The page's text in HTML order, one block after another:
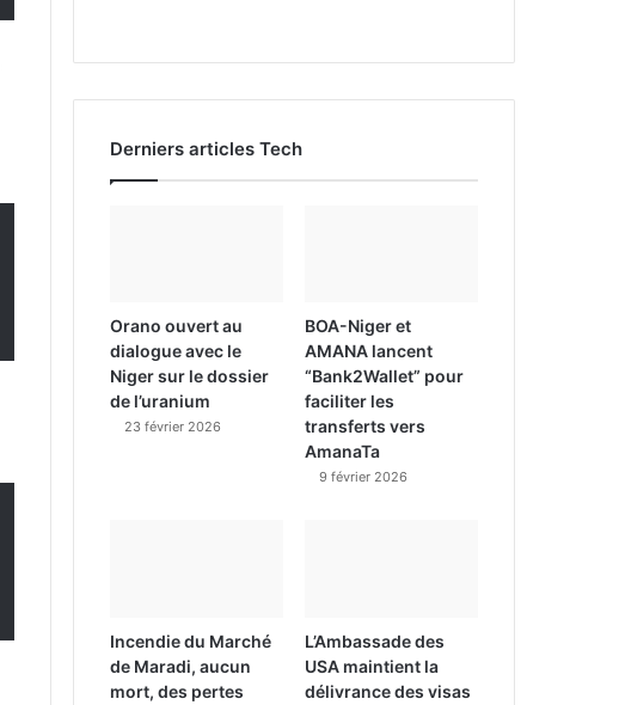
Derniers articles Tech
Orano ouvert au
dialogue avec le
Niger sur le dossier
de l’uranium
23 février 2026
BOA-Niger et
AMANA lancent
“Bank2Wallet” pour
faciliter les
transferts vers
AmanaTa
9 février 2026
Incendie du Marché
de Maradi, aucun
mort, des pertes
L’Ambassade des
USA maintient la
délivrance des visas